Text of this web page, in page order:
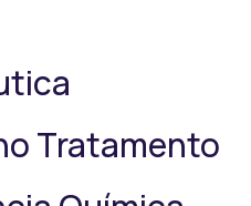
Tratamento